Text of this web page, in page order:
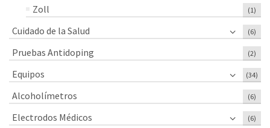
Zoll (1)
Cuidado de la Salud (6)
Pruebas Antidoping (2)
Equipos (34)
Alcoholímetros (6)
Electrodos Médicos (6)